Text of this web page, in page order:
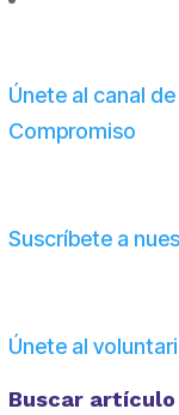
Únete al canal
Compromiso
Suscríbete a
Únete al
Buscar artículo